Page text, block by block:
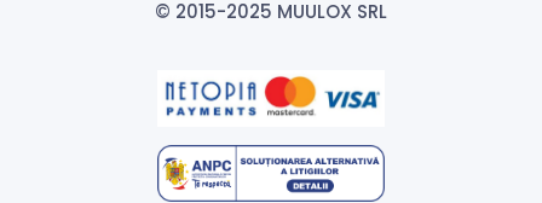
© 2015-2025 MUULOX SRL